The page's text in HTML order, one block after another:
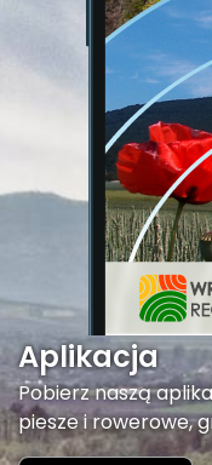
Aplikacja
Pobierz naszą
piesze i rowerowe,